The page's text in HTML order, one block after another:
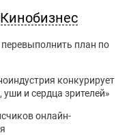
план по
конкурирует
и сердца зрителей»
онлайн-